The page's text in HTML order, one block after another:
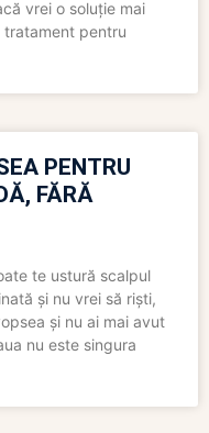
vrei o soluție mai
tratament pentru
PENTRU
FĂRĂ
te ustură scalpul
și nu vrei să riști,
și nu ai mai avut
nu este singura